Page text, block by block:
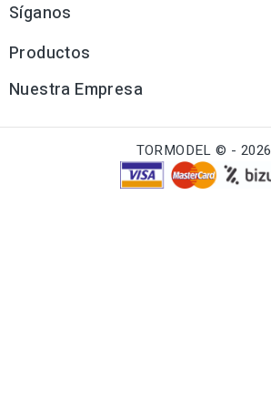
Síganos
Productos
Nuestra Empresa
TORMODEL © - 2026